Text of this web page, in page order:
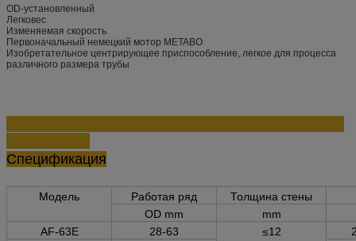
OD-установленный
Легковес
Изменяемая скорость
Первоначальный немецкий мотор METABO
Изобретательное центрирующее приспособление, легкое для процесса
различного размера трубы
Спецификация
Модель Работая ряд
Толщина стены
OD mm
mm
AF-63E
28-63 ≤12